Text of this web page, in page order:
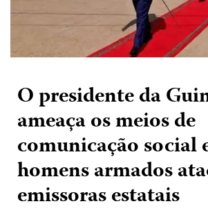
O presidente da
ameaça os meios de
comunicação social
homens armados
emissoras estatais